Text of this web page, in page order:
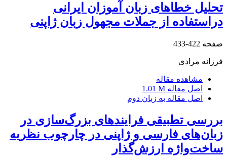
تحلیل خطاهای زبان آموزان ایرانی
دراستفاده از جملات مجهول زبان ژاپنی
صفحه 422-433
فرزانه مرادی
مشاهده مقاله
اصل مقاله 1.01 M
اصل مقاله به زبان دوم
بررسی تطبیقی فرایندهای بزرگ‌سازی در
زبان‌های فارسی و ژاپنی در چارچوب نظریه
ساخت‌واژه ارزش‌گذار